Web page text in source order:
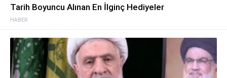
HABER
Tarih Boyuncu Alınan En İlginç Hediyeler